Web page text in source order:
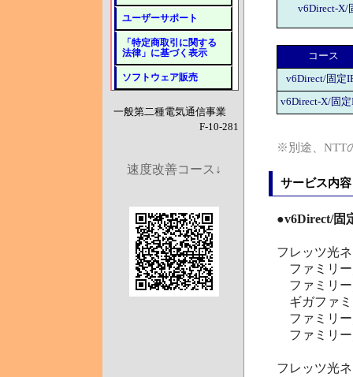
v6Direct-X/
コース
v6Direct/固定
v6Direct-X/固定
※別途、NTT
サービス内容
●v6Direct/固
フレッツ光
ファミリー
ファミリー
ギガファミ
ファミリー
ファミリー
フレッツ光
ユーザーサポート
「特定商取引に関する
法律」に基づく表示
ソフトウェア販売
一般第二種電気通信事業
F-10-281
速度改善コース↓